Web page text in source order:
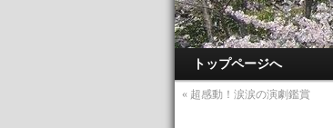
トップページへ
« 超感動！涙涙の演劇鑑賞